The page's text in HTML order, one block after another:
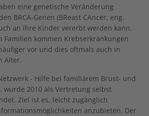
eine genetische Veränderung
BRCA-Genen (BReast CAncer, eng.
an ihre Kinder vererbt werden kann.
Familien kommen Krebserkrankungen
vor und dies oftmals auch in
Alter.
- Hilfe bei familiärem Brust- und
wurde 2010 als Vertretung selbst
Ziel ist es, leicht zugänglich
anzubieten. Der